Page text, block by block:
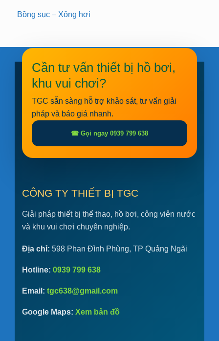
Bồng sục – Xông hơi
Cần tư vấn thiết bị hồ bơi,
khu vui chơi?
TGC sẵn sàng hỗ trợ khảo sát, tư vấn giải
pháp và báo giá nhanh.
☎ Gọi ngay 0939 799 638
CÔNG TY THIẾT BỊ TGC
Giải pháp thiết bị thể thao, hồ bơi, công viên nước
và khu vui chơi chuyên nghiệp.
Địa chỉ: 598 Phan Đình Phùng, TP Quảng Ngãi
Hotline: 0939 799 638
Email: tgc638@gmail.com
Google Maps: Xem bản đồ